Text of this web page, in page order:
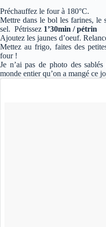
Préchauffez le four à 180°C.
Mettre dans le bol les farines, le
sel. Pétrissez 1’30min / pétrin
Ajoutez les jaunes d’oeuf.
Mettez au frigo, faites des
four !
Je n’ai pas de photo des
monde entier qu’on a mangé ce